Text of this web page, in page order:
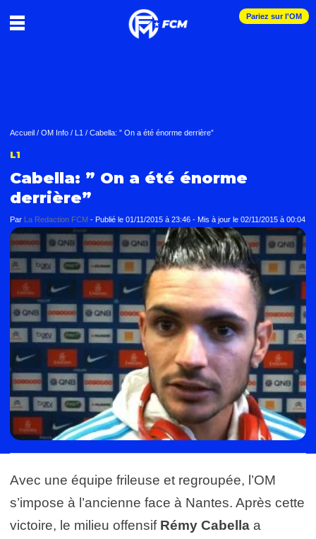
Pariez sur l'OM
Accueil / OM Info / L1 / Cabella: ” On a été énorme derrière”
L1
Cabella: ” On a été énorme
derrière”
Par La Redaction FCM - Publié le 01/11/2015 à 23:46 - Mis à jour le 02/11/2015 à 00:04
Avec une équipe frileuse et regroupée, l’OM
s’impose à l’ancienne face à Nantes. Après cette
victoire, le milieu offensif Rémy Cabella a